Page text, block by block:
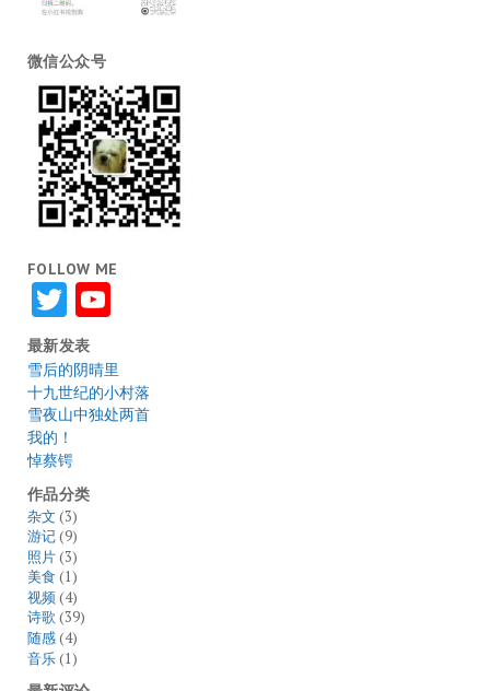
微信公众号
FOLLOW ME
TwitterYouTube
最新发表
雪后的阴晴里
十九世纪的小村落
雪夜山中独处两首
我的！
悼蔡锷
作品分类
杂文 (3)
游记(9)
照片(3)
美食 (1)
视频(4)
诗歌(39)
随感(4)
音乐(1)